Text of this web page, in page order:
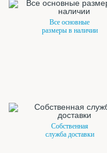
Все основные
размеры в наличии
Собственная
служба доставки